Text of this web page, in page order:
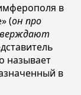
в
(он про
называет
в